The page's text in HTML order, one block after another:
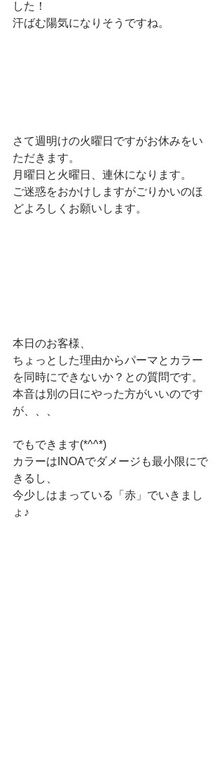
した！
汗ばむ陽気になりそうですね。
さて週明けの火曜日ですがお休みをい
ただきます。
月曜日と火曜日、連休になります。
ご迷惑をおかけしますがごりかいのほ
どよろしくお願いします。
本日のお客様、
ちょっとした理由からパーマとカラー
を同時にできないか？との質問です。
本音は別の日にやった方がいいのです
が、、、
でもできます(*^^*)
カラーはINOAでダメージも最小限にで
きるし、
今少しはまっている「赤」でいきまし
ょ♪